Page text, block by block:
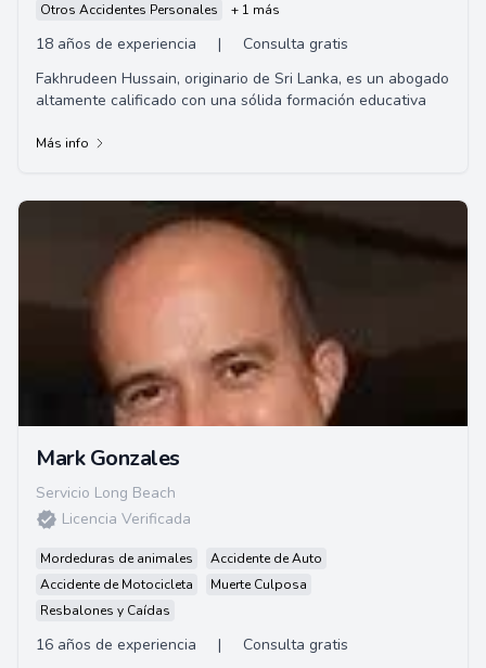
Otros Accidentes Personales
+ 1 más
18 años de experiencia |
Consulta gratis
Fakhrudeen Hussain, originario de Sri Lanka, es un abogado
altamente calificado con una sólida formación educativa
Más info
Mark Gonzales
Servicio Long Beach
Licencia Verificada
Mordeduras de animales
Accidente de Auto
Accidente de Motocicleta
Muerte Culposa
Resbalones y Caídas
16 años de experiencia |
Consulta gratis